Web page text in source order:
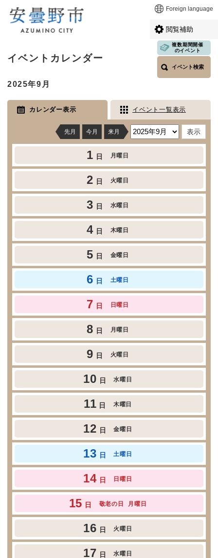
メニューを飛ばして本文へ Foreign language
閲覧補助
文
イベントカレンダー
複数期間開催
のイベント
イベント検索
2025年9月
カレンダー表示 イベント一覧表示
先月 今月 来月
1 日 月曜日
2 日 火曜日
3 日 水曜日
4 日 木曜日
5 日 金曜日
6 日 土曜日
7 日 日曜日
8 日 月曜日
9 日 火曜日
10 日 水曜日
11 日 木曜日
12 日 金曜日
13 日 土曜日
14 日 日曜日
15 日 敬老の日 月曜日
16 日 火曜日
17 日 水曜日